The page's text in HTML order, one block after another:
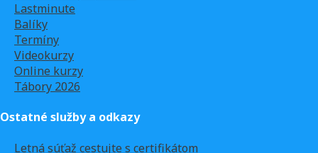
Lastminute
Balíky
Termíny
Videokurzy
Online kurzy
Tábory 2026
Ostatné služby a odkazy
Letná súťaž cestujte s certifikátom